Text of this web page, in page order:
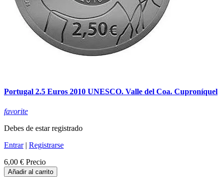
Portugal 2.5 Euros 2010 UNESCO. Valle del Coa. Cuproníquel
favorite
Debes de estar registrado
Entrar| Registrarse
6,00 € Precio
Añadir al carrito